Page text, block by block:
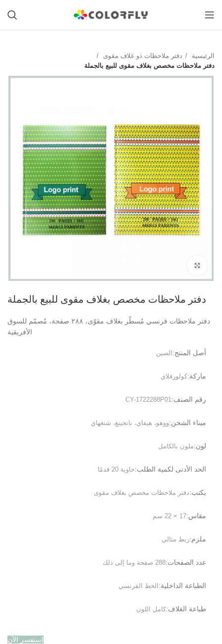
الرئيسية
دفتر ملاحظات ذو غلاف مقوى
دفتر ملاحظات مخصص بغلاف مقوى للبيع بالجملة
دفتر ملاحظات مخصص بغلاف مقوى للبيع بالجملة
دفتر ملاحظات فرنسي مُسطّر بغلاف مقوّى، ٢٨٨ صفحة، مُصمّم للسوق
الأفريقية
أصل المنتج: الصين
ماركة:كولورفلاي
رقم الصنف:CY-1722288P01
ميناء الشحن:ووهو، هيفاي، نانجينغ، شنغهاي
لون:ملون بالكامل
الحد الأدنى لكمية الطلب:حاوية 20 قدمًا
يكتب:دفتر ملاحظات مخصص بغلاف مقوى
مقاس:17 × 22 سم
ملزم:ربط مثالي
عدد الصفحات:288 صفحة وما إلى ذلك
الطباعة الداخلية: الخط الفرنسي
طباعة الغلاف:كامل اللون
استفسر الآن